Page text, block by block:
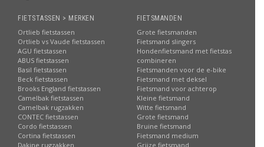
FIETSTASSEN > MERKEN
Ortlieb fietstassen
Ortlieb vs Vaude fietstassen
AGU fietstassen
ABUS fietstassen
Basil fietstassen
Beck fietstassen
Brooks England fietstassen
Camelbak fietstassen
Camelbak rugzakken
CONTEC fietstassen
Cordo fietstassen
Cortina fietstassen
Dakine rugzakken
FIETSMANDEN
Grote fietsmanden
Fietsmand slingers
Hondenfietsmand met fietstas
combineren
Fietsmanden voor de e-bike
Fietsmand met deksel
Fietsmand voor achterop
Kleine fietsmand
Witte fietsmand
Grote fietsmand
Bruine fietsmand
Fietsmand medium
Grijze fietsmand